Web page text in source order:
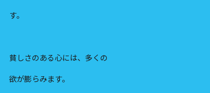
す。
貧しさのある心には、多くの
欲が膨らみます。